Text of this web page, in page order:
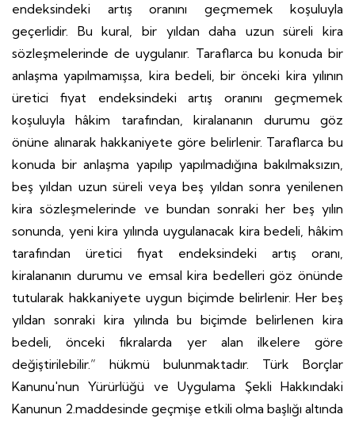
endeksindeki artış oranını geçmemek koşuluyla
geçerlidir. Bu kural, bir yıldan daha uzun süreli kira
sözleşmelerinde de uygulanır. Taraflarca bu konuda bir
anlaşma yapılmamışsa, kira bedeli, bir önceki kira yılının
üretici fiyat endeksindeki artış oranını geçmemek
koşuluyla hâkim tarafından, kiralananın durumu göz
önüne alınarak hakkaniyete göre belirlenir. Taraflarca bu
konuda bir anlaşma yapılıp yapılmadığına bakılmaksızın,
beş yıldan uzun süreli veya beş yıldan sonra yenilenen
kira sözleşmelerinde ve bundan sonraki her beş yılın
sonunda, yeni kira yılında uygulanacak kira bedeli, hâkim
tarafından üretici fiyat endeksindeki artış oranı,
kiralananın durumu ve emsal kira bedelleri göz önünde
tutularak hakkaniyete uygun biçimde belirlenir. Her beş
yıldan sonraki kira yılında bu biçimde belirlenen kira
bedeli, önceki fıkralarda yer alan ilkelere göre
değiştirilebilir.” hükmü bulunmaktadır. Türk Borçlar
Kanunu'nun Yürürlüğü ve Uygulama Şekli Hakkındaki
Kanunun 2.maddesinde geçmişe etkili olma başlığı altında